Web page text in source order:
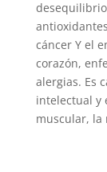
cáncer Y el
corazón,
alergias. Es
intelectual y
muscular, la